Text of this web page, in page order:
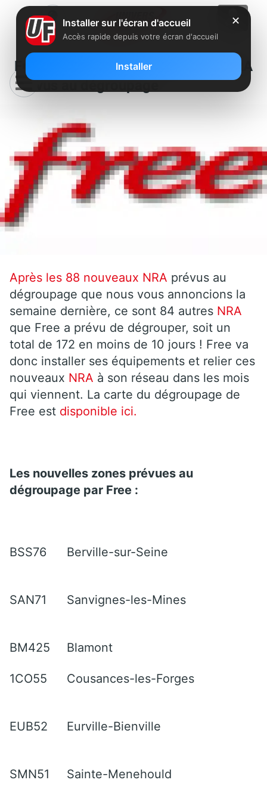
Free : Encore 84 nouveaux NRA
prévus au dégroupage
Après les 88 nouveaux NRA prévus au
dégroupage que nous vous annoncions la
semaine dernière, ce sont 84 autres NRA
que Free a prévu de dégrouper, soit un
total de 172 en moins de 10 jours ! Free va
donc installer ses équipements et relier ces
nouveaux NRA à son réseau dans les mois
qui viennent. La carte du dégroupage de
Free est disponible ici.
Les nouvelles zones prévues au
dégroupage par Free :
BSS76 Berville-sur-Seine
SAN71 Sanvignes-les-Mines
BM425 Blamont
1CO55 Cousances-les-Forges
EUB52 Eurville-Bienville
SMN51 Sainte-Menehould
✕
Installer sur l'écran d'accueil
Accès rapide depuis votre écran d'accueil
Installer